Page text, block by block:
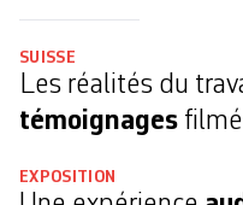
SUISSE
Les réalités du
témoignages
EXPOSITION